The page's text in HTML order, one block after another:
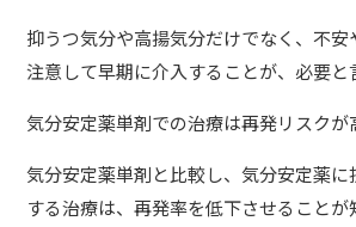
抑うつ気分や高揚気分だけでなく、不安
注意して早期に介入することが、必要と
気分安定薬単剤での治療は再発リスクが
気分安定薬単剤と比較し、気分安定薬に
する治療は、再発率を低下させること